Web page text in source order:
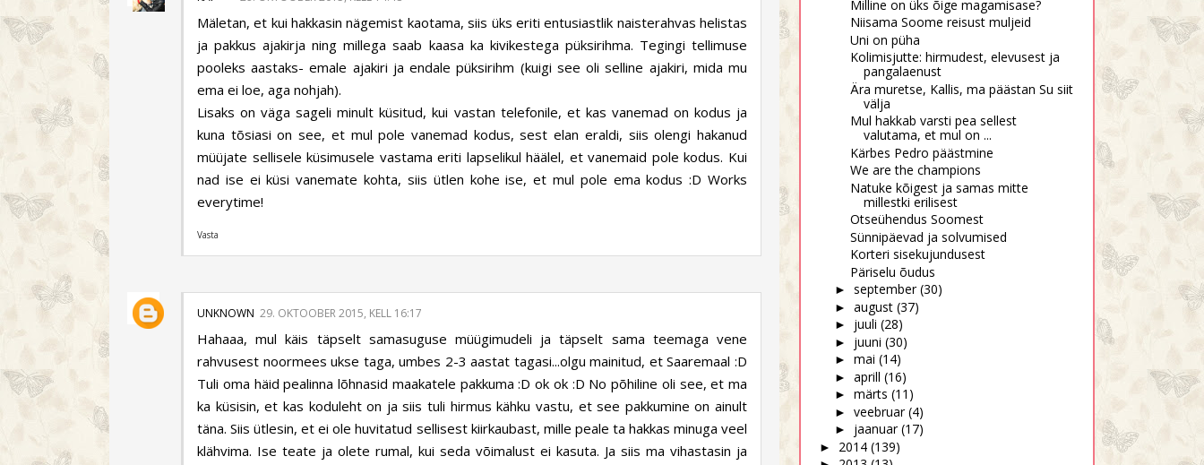
Mäletan, et kui hakkasin nägemist kaotama, siis üks eriti entusiastlik naisterahvas helistas
ja pakkus ajakirja ning millega saab kaasa ka kivikestega püksirihma. Tegingi tellimuse
pooleks aastaks- emale ajakiri ja endale püksirihm (kuigi see oli selline ajakiri, mida mu
ema ei loe, aga nohjah).
Lisaks on väga sageli minult küsitud, kui vastan telefonile, et kas vanemad on kodus ja
kuna tõsiasi on see, et mul pole vanemad kodus, sest elan eraldi, siis olengi hakanud
müüjate sellisele küsimusele vastama eriti lapselikul häälel, et vanemaid pole kodus. Kui
nad ise ei küsi vanemate kohta, siis ütlen kohe ise, et mul pole ema kodus :D Works
everytime!
Vasta
UNKNOWN 29. OKTOOBER 2015, KELL 16:17
Hahaaa, mul käis täpselt samasuguse müügimudeli ja täpselt sama teemaga vene
rahvusest noormees ukse taga, umbes 2-3 aastat tagasi...olgu mainitud, et Saaremaal :D
Tuli oma häid pealinna lõhnasid maakatele pakkuma :D ok ok :D No põhiline oli see, et ma
ka küsisin, et kas koduleht on ja siis tuli hirmus kähku vastu, et see pakkumine on ainult
täna. Siis ütlesin, et ei ole huvitatud sellisest kiirkaubast, mille peale ta hakkas minuga veel
klähvima. Ise teate ja olete rumal, kui seda võimalust ei kasuta. Ja siis ma vihastasin ja
Milline on üks õige magamisase?
Niisama Soome reisust muljeid
Uni on püha
Kolimisjutte: hirmudest, elevusest ja
pangalaenust
Ära muretse, Kallis, ma päästan Su siit
välja
Mul hakkab varsti pea sellest
valutama, et mul on ...
Kärbes Pedro päästmine
We are the champions
Natuke kõigest ja samas mitte
millestki erilisest
Otseühendus Soomest
Sünnipäevad ja solvumised
Korteri sisekujundusest
Päriselu õudus
► september (30)
► august (37)
► juuli (28)
► juuni (30)
► mai (14)
► aprill (16)
► märts (11)
► veebruar (4)
► jaanuar (17)
► 2014 (139)